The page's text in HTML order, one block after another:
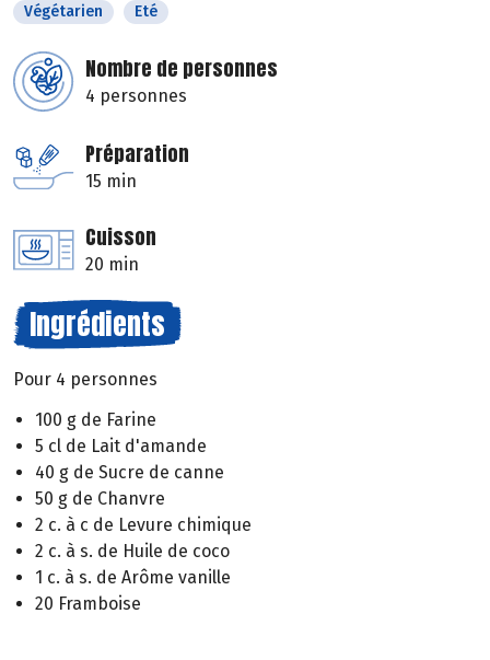
Végétarien
Eté
Nombre de personnes
4 personnes
Préparation
15 min
Cuisson
20 min
Ingrédients
Pour 4 personnes
100 g de Farine
5 cl de Lait d'amande
40 g de Sucre de canne
50 g de Chanvre
2 c. à c de Levure chimique
2 c. à s. de Huile de coco
1 c. à s. de Arôme vanille
20 Framboise